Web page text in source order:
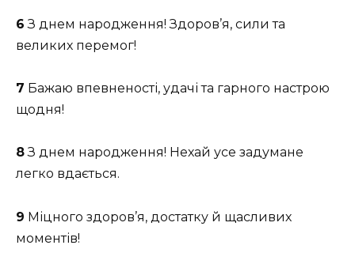
6 З днем народження! Здоров’я, сили та
великих перемог!
7 Бажаю впевненості, удачі та гарного настрою
щодня!
8З днем народження! Нехай усе задумане
легко вдається.
9 Міцного здоров’я, достатку й щасливих
моментів!